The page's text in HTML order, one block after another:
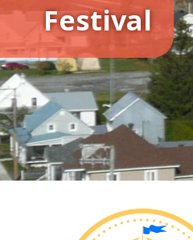
Festival